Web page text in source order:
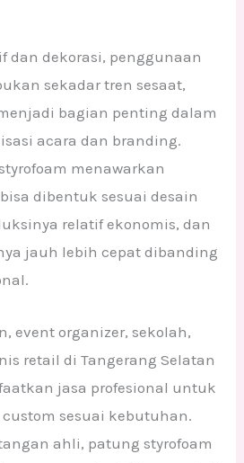
dan dekorasi, penggunaan
sekadar tren sesaat,
bagian penting dalam
acara dan branding.
menawarkan
dibentuk sesuai desain
relatif ekonomis, dan
jauh lebih cepat dibanding
event organizer, sekolah,
retail di Tangerang Selatan
jasa profesional untuk
sesuai kebutuhan.
ahli, patung styrofoam